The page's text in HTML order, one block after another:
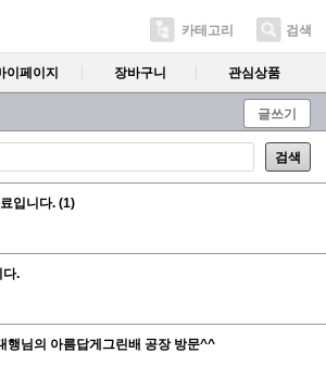
카테고리 검색
이페이지 장바구니 관심상품
글쓰기
검색
입니다. (1)
다.
행님의 아름답게그린배 공장 방문^^